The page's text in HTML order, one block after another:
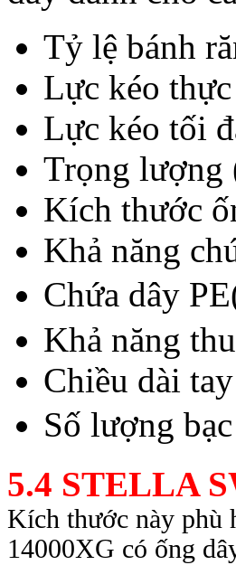
Tỷ lệ bánh
Lực kéo
Lực kéo tối
Trọng lượng
Kích thước
Khả năng
Chứa dây
Khả năng
Chiều dài
Số lượng
5.4 STELLA
Kích thước này phù
14000XG có ống